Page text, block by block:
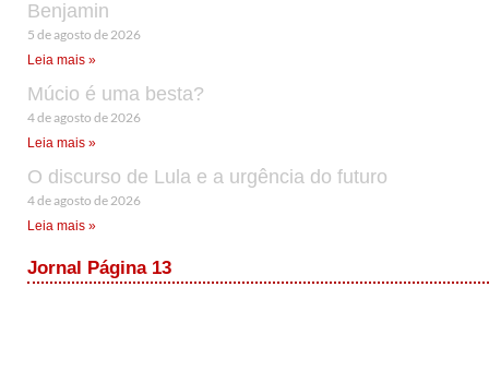
Benjamin
5 de agosto de 2026
Leia mais »
Múcio é uma besta?
4 de agosto de 2026
Leia mais »
O discurso de Lula e a urgência do futuro
4 de agosto de 2026
Leia mais »
Jornal Página 13